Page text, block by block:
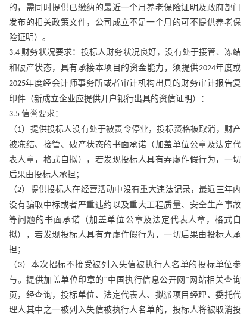
的，需同时提供已缴纳的最近一个月养老保险证明及政府部门
发布的相关政策文件，公司成立不足一个月的可不提供养老保
险证明）。
3.4 财务状况要求：投标人财务状况良好，没有处于接管、冻结
和破产状态，具有承接本项目的资金能力，须提供2024年度或
2025年度经会计师事务所或者审计机构出具的财务审计报告复
印件（新成立企业应提供开户银行出具的资信证明）：
3.5 信誉要求：
（1）提供投标人没有处于被责令停业，投标资格被取消，财产
被冻结、接管、破产状态的书面承诺（加盖单位公章及法定代
表人章，格式自拟），若发现投标人具有弄虚作假行为，一切
后果由投标人承担；
（2）提供投标人在经营活动中没有重大违法记录，最近三年内
没有骗取中标或者严重违约以及重大工程质量、安全生产事故
等问题的书面承诺（加盖单位公章及法定代表人章，格式自
拟），若发现投标人具有弄虚作假行为，一切后果由投标人承
担；
（ 3）本次招标不接受被列入失信被执行人名单的投标单位参
与。提供加盖单位印章的“中国执行信息公开网”网站相关查询
页，经查询，投标单位、法定代表人、拟派项目经理、委托代
理人其中之一被列入失信被执行人名单的，投标人将被取消投